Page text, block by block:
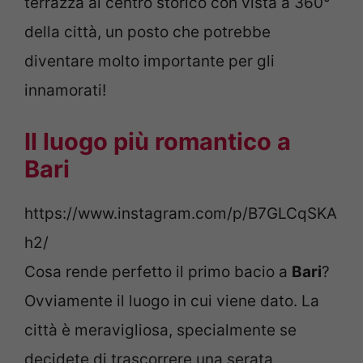
della città, un posto che potrebbe
diventare molto importante per gli
innamorati!
Il luogo più romantico a
Bari
https://www.instagram.com/p/B7GLCqSKA
h2/
Cosa rende perfetto il primo bacio a Bari?
Ovviamente il luogo in cui viene dato. La
città è meravigliosa, specialmente se